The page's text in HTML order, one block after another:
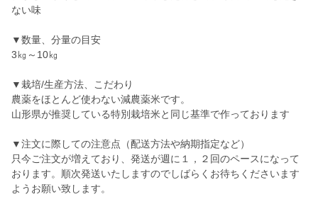
ない味
▼数量、分量の目安
3㎏～10㎏
▼栽培/生産方法、こだわり
農薬をほとんど使わない減農薬米です。
山形県が推奨している特別栽培米と同じ基準で作っております
▼注文に際しての注意点（配送方法や納期指定など）
只今ご注文が増えており、発送が週に１，２回のペースになって
おります。順次発送いたしますのでしばらくお待ちくださいます